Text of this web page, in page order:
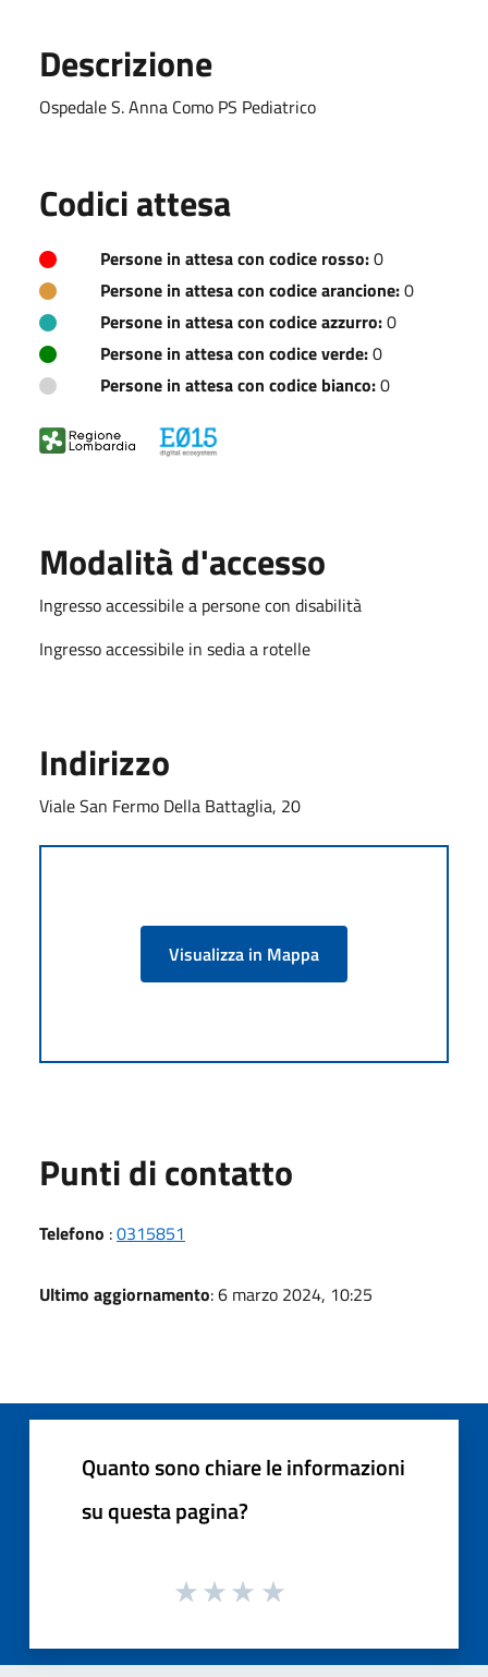
Descrizione
Ospedale S. Anna Como PS Pediatrico
Codici attesa
Persone in attesa con codice rosso:0
Persone in attesa con codice arancione:0
Persone in attesa con codice azzurro:0
Persone in attesa con codice verde:0
Persone in attesa con codice bianco:0
Modalità d'accesso
Ingresso accessibile a persone con disabilità
Ingresso accessibile in sedia a rotelle
Indirizzo
Viale San Fermo Della Battaglia, 20
Visualizza in Mappa
Punti di contatto
Telefono :0315851
Ultimo aggiornamento: 6 marzo 2024, 10:25
Quanto sono chiare le informazioni
su questa pagina?